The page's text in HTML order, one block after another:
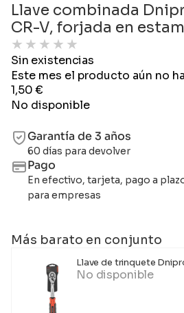
Llave combinada
CR-V, forjada en
★ ★ ★ ★ ★
Sin existencias
Este mes el producto aún no
1,50€
No disponible
Garantía de 3 años
60 días para devolver
Pago
En efectivo, tarjeta, pago a
para empresas
Más barato en conjunto
Llave de trinquete
No disponible